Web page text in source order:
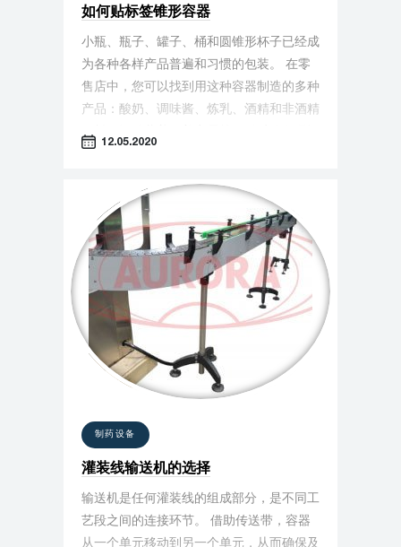
如何贴标签锥形容器
小瓶、瓶子、罐子、桶和圆锥形杯子已经成
为各种各样产品普遍和习惯的包装。 在零
售店中，您可以找到用这种容器制造的多种
产品：酸奶、调味酱、炼乳、酒精和非酒精
饮料、运动营养、美容霜等。 在竞争激烈
用于和甜碳酸饮料和矿泉水沙漏型的宝特瓶
等）。
12.05.2020
制药设备
灌装线输送机的选择
输送机是任何灌装线的组成部分，是不同工
艺段之间的连接环节。 借助传送带，容器
从一个单元移动到另一个单元，从而确保及